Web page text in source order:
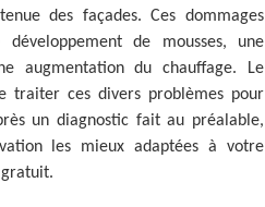
des façades. Ces dommages
de mousses, une
augmentation du chauffage. Le
traiter ces divers problèmes pour
un diagnostic fait au préalable,
les mieux adaptées à votre